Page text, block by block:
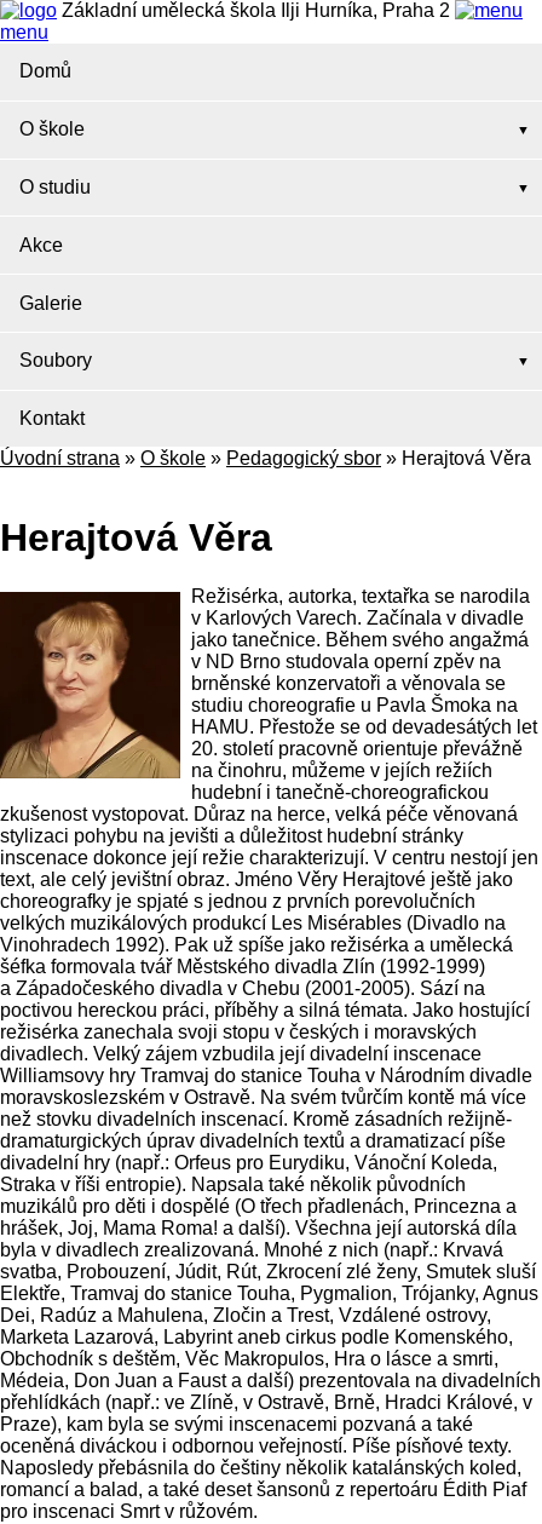
Základní umělecká škola Ilji Hurníka, Praha 2
menu
Domů
O škole
O studiu
Akce
Galerie
Soubory
Kontakt
Úvodní strana » O škole » Pedagogický sbor » Herajtová Věra
Herajtová Věra
Režisérka, autorka, textařka se narodila
v Karlových Varech. Začínala v divadle
jako tanečnice. Během svého angažmá
v ND Brno studovala operní zpěv na
brněnské konzervatoři a věnovala se
studiu choreografie u Pavla Šmoka na
HAMU. Přestože se od devadesátých let
20. století pracovně orientuje převážně
na činohru, můžeme v jejích režiích
hudební i tanečně-choreografickou
zkušenost vystopovat. Důraz na herce, velká péče věnovaná
stylizaci pohybu na jevišti a důležitost hudební stránky
inscenace dokonce její režie charakterizují. V centru nestojí jen
text, ale celý jevištní obraz. Jméno Věry Herajtové ještě jako
choreografky je spjaté s jednou z prvních porevolučních
velkých muzikálových produkcí Les Misérables (Divadlo na
Vinohradech 1992). Pak už spíše jako režisérka a umělecká
šéfka formovala tvář Městského divadla Zlín (1992-1999)
a Západočeského divadla v Chebu (2001-2005). Sází na
poctivou hereckou práci, příběhy a silná témata. Jako hostující
režisérka zanechala svoji stopu v českých i moravských
divadlech. Velký zájem vzbudila její divadelní inscenace
Williamsovy hry Tramvaj do stanice Touha v Národním divadle
moravskoslezském v Ostravě. Na svém tvůrčím kontě má více
než stovku divadelních inscenací. Kromě zásadních režijně-
dramaturgických úprav divadelních textů a dramatizací píše
divadelní hry (např.: Orfeus pro Eurydiku, Vánoční Koleda,
Straka v říši entropie). Napsala také několik původních
muzikálů pro děti i dospělé (O třech přadlenách, Princezna a
hrášek, Joj, Mama Roma! a další). Všechna její autorská díla
byla v divadlech zrealizovaná. Mnohé z nich (např.: Krvavá
svatba, Probouzení, Júdit, Rút, Zkrocení zlé ženy, Smutek sluší
Elektře, Tramvaj do stanice Touha, Pygmalion, Trójanky, Agnus
Dei, Radúz a Mahulena, Zločin a Trest, Vzdálené ostrovy,
Marketa Lazarová, Labyrint aneb cirkus podle Komenského,
Obchodník s deštěm, Věc Makropulos, Hra o lásce a smrti,
Médeia, Don Juan a Faust a další) prezentovala na divadelních
přehlídkách (např.: ve Zlíně, v Ostravě, Brně, Hradci Králové, v
Praze), kam byla se svými inscenacemi pozvaná a také
oceněná diváckou i odbornou veřejností. Píše písňové texty.
Naposledy přebásnila do češtiny několik katalánských koled,
romancí a balad, a také deset šansonů z repertoáru Édith Piaf
pro inscenaci Smrt v růžovém.